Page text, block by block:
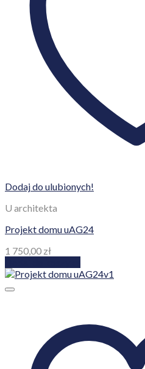
Dodaj do ulubionych!
U architekta
Projekt domu uAG24
1 750,00 zł